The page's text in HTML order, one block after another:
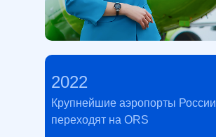
переходят на ORS
Крупнейшие аэропорты России
2022